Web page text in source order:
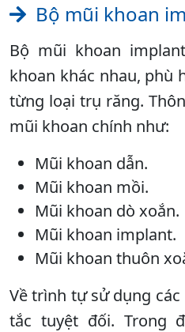
Bộ mũi khoan
Bộ mũi khoan
khoan khác nhau, phù
từng loại trụ răng.
mũi khoan chính như:
Mũi khoan dẫn.
Mũi khoan mồi.
Mũi khoan dò xoắn.
Mũi khoan implant.
Mũi khoan thuôn
Về trình tự sử dụng
tắc tuyệt đối. Trong